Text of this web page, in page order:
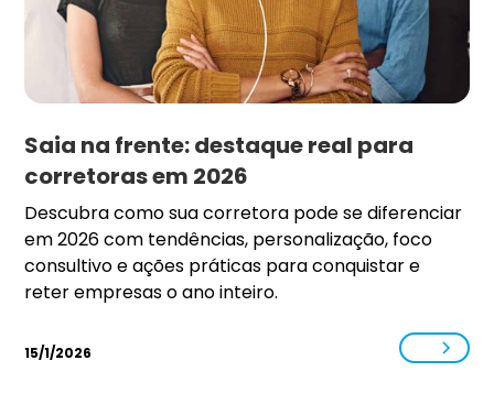
Saia na frente: destaque real para
corretoras em 2026
Descubra como sua corretora pode se diferenciar
em 2026 com tendências, personalização, foco
consultivo e ações práticas para conquistar e
reter empresas o ano inteiro.
15/1/2026